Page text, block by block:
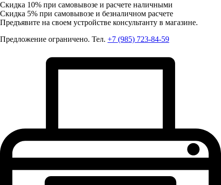
Скидка 10% при самовывозе и расчете наличными
Скидка 5% при самовывозе и безналичном расчете
Предъявите на своем устройстве консультанту в магазине.
Предложение ограничено. Тел. +7 (985) 723-84-59